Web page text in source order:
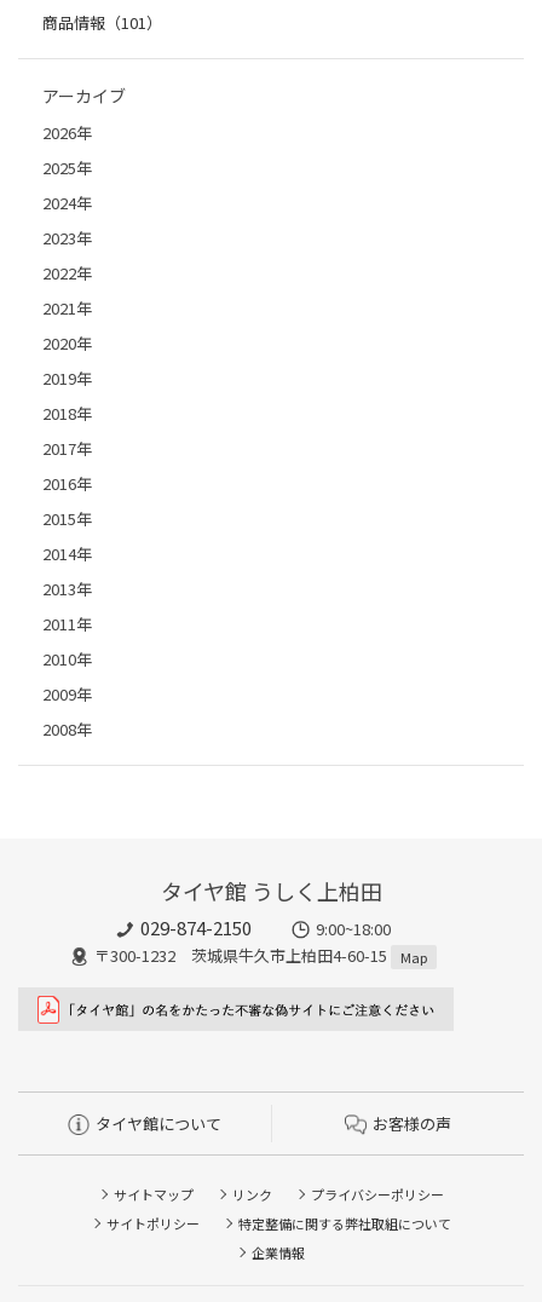
商品情報（101）
アーカイブ
2026年
2025年
2024年
2023年
2022年
2021年
2020年
2019年
2018年
2017年
2016年
2015年
2014年
2013年
2011年
2010年
2009年
2008年
タイヤ館 うしく上柏田
029-874-2150
9:00~18:00
〒300-1232 茨城県牛久市上柏田4-60-15
Map
タイヤ館について お客様の声
サイトマップ リンク
プライバシーポリシー
サイトポリシー
特定整備に関する弊社取組について
企業情報